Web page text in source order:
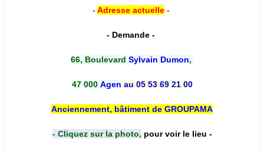
-Adresse actuelle-
- Demande -
66, Boulevard Sylvain Dumon,
47 000 Agen au 05 53 69 21 00
Anciennement, bâtiment de GROUPAMA
- Cliquez sur la photo, pour voir le lieu -